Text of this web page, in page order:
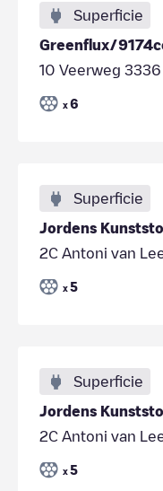
Superficie
10 Veerweg 3336
x 6
Superficie
Jordens
2C Antoni van
x 5
Superficie
Jordens
2C Antoni van
x 5